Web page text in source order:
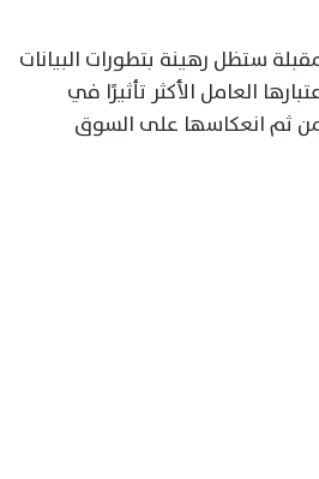
ستظل رهينة بتطورات البيانات
العامل الأكثر تأثيرًا في
ثم انعكاسها على السوق